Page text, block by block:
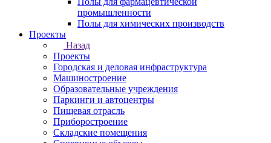
промышленности
Полы для химических производств
Проекты
Назад
Проекты
Городская и деловая инфраструктура
Машиностроение
Образовательные учреждения
Паркинги и автоцентры
Пищевая отрасль
Приборостроение
Складские помещения